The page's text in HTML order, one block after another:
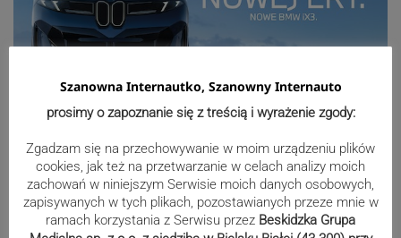
Sport
Biało-zieloni nadal niepokonani.
Szanowna Internautko, Szanowny Internauto
prosimy o zapoznanie się z treścią i wyrażenie zgody:
Zgadzam się na przechowywanie w moim urządzeniu plików
cookies, jak też na przetwarzanie w celach analizy moich
zachowań w niniejszym Serwisie moich danych osobowych,
zapisywanych w tych plikach, pozostawianych przeze mnie w
ramach korzystania z Serwisu przez Beskidzka Grupa